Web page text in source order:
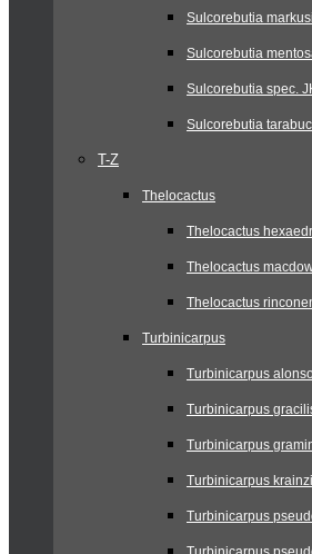
Sulcorebutia
Sulcorebutia
Sulcorebutia spec.
Sulcorebutia
T-Z
Thelocactus
Thelocactus
Thelocactus
Thelocactus
Turbinicarpus
Turbinicarpus
Turbinicarpus
Turbinicarpus
Turbinicarpus
Turbinicarpus